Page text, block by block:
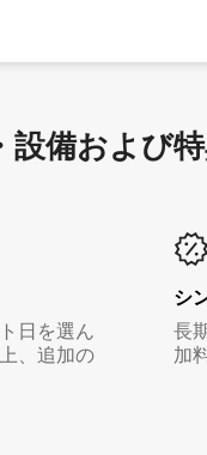
設⁠備⁠および
日を選ん
、追加の
シ
長
加